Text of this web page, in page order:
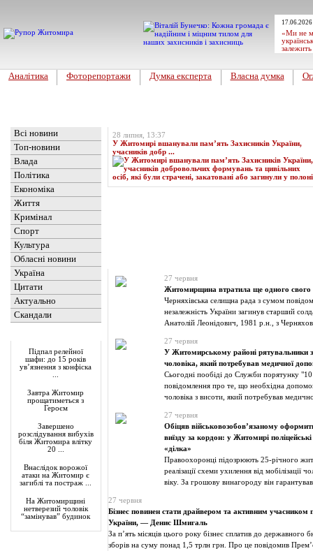
«Ми не
Аналітика Фоторепортажи Думка експерта Власна думка
Всі новини
Топ-новини
Влада
Політика
Економіка
Життя
Кримінал
Спорт
Культура
Обласні новини
Україна
Цитати
Актуально
Скандали
Підпал релейної
шафи: до 15 років
ув’язнення з конфіска
Завтра Житомир
прощатиметься з
Героєм
Завершено
розслідування вибухів
біля Житомира влітку
20 ...
Внаслідок ворожої
атаки на Житомир є
загиблі та постраж ...
На Житомирщині
нетверезий чоловік
“замінував” будинок
28 липня, 13:37
У Житомирі вшанували пам’ять Захисників України,
учасників добр ...
27 червня
Житомирщина втратила ще одного свого
Черняхівська селищна рада з сумом
незалежність України загинув старший
Анатолій Леонідович, 1981 р.н., з
27 червня
У Житомирському районі рятувальники
чоловіка, який потребував медичної
Сьогодні пообіді до Служби порятунку
повідомлення про те, що необхідна
чоловіка з висоти, який потребував
27 червня
Обіцяв військовозобов’язаному
виїзду за кордон: у Житомирі
«ділка»
Правоохоронці підозрюють 25-річного
реалізації схеми ухилення від мобілізації
віку. За грошову винагороду він гарантував
27 червня
Бізнес повинен стати драйвером та активним учасником
України, — Денис Шмигаль
За п’ять місяців цього року бізнес сплатив до державного
зборів на суму понад 1,5 трлн грн. Про це повідомив